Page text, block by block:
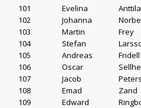
101
Evelina Anttila
102
Johanna
103
Martin Frey
104
Stefan
105
Andreas Fridell
106
Oscar
107
Jacob
108
Emad Zand
109
Edward